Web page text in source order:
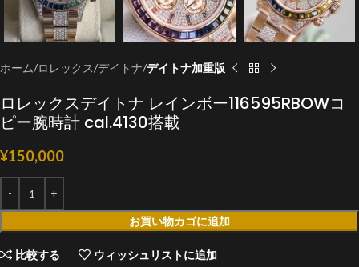
ホーム ロレックス デイトナ デイトナ加重版
ロレックスデイトナ レインボー116595RBOWコ
ピー腕時計 cal.4130搭載
¥150,000
お買い物カゴに追加
比較する ウィッシュリストに追加